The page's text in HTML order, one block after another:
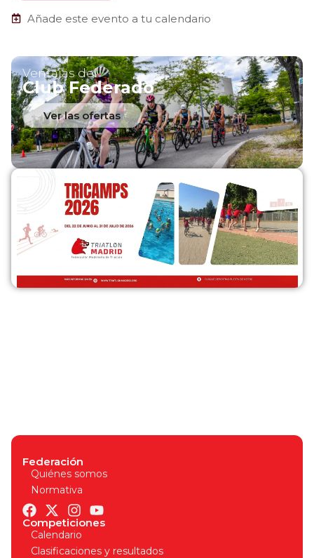
Añade este evento a tu calendario
Ventajas del
Club Federado
Ver las ofertas
Federación
Quiénes somos
Normativa
Competiciones
Calendario
Clasificaciones y resultados